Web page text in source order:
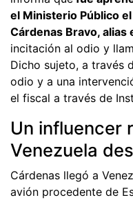
el Ministerio Público
Cárdenas Bravo, alias
incitación al odio y
Dicho sujeto, a través
odio y a una
el fiscal a través de
Un influencer
Venezuela
Cárdenas llegó a
avión procedente de